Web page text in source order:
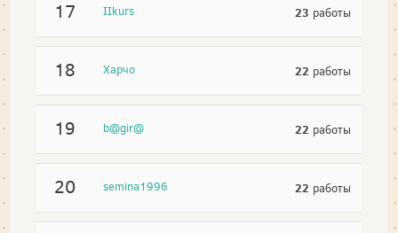
17 IIkurs 23 работы
18 Харчо 22 работы
19 b@gir@ 22 работы
20 semina1996 22 работы